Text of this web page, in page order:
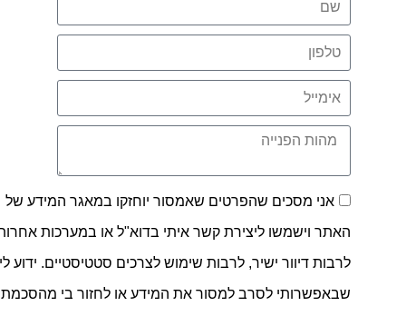
אני מסכים שהפרטים שאמסור יוחזקו במאגר המידע של
האתר וישמשו ליצירת קשר איתי בדוא"ל או במערכות אחרות,
לרבות דיוור ישיר, לרבות שימוש לצרכים סטטיסטיים. ידוע לי
שבאפשרותי לסרב למסור את המידע או לחזור בי מהסכמתי